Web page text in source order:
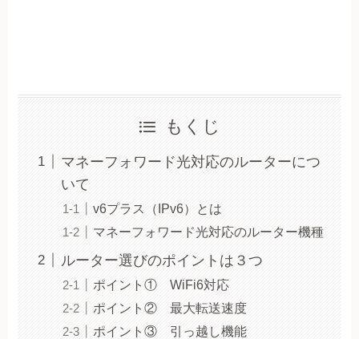
もくじ
マネーフォワード光対応のルーターにつ
いて
v6プラス（IPv6）とは
マネーフォワード光対応のルーター機種
ルーター選びのポイントは３つ
ポイント① WiFi6対応
ポイント② 最大転送速度
ポイント③ 引っ越し機能